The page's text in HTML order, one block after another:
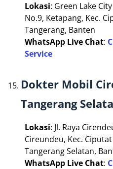
Lokasi: Green Lake
No.9, Ketapang, Kec.
Tangerang, Banten
WhatsApp Live Chat:
Service
Dokter Mobil
Tangerang
Lokasi: Jl. Raya
Cireundeu, Kec.
Tangerang Selatan,
WhatsApp Live Chat: